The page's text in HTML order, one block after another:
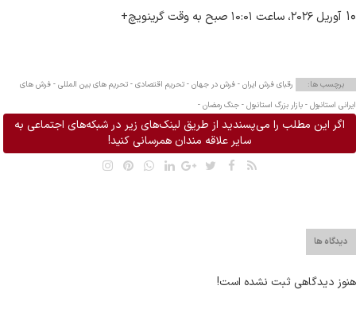
۱۰ آوریل۲۰۲۶، ساعت ۱۰:۰۱ صبح به وقت گرینویچ+
برچسب ها: رقبای فرش ایران - فرش در جهان - تحریم اقتصادی - تحریم‌ های بین المللی - فرش های
ایرانی استانبول - بازار بزرگ استانبول - جنگ رمضان -
اگر این مطلب را می‌پسندید از طریق لینک‌های زیر در شبکه‌های اجتماعی به
سایر علاقه مندان همرسانی کنید!
دیدگاه ها
هنوز دیدگاهی ثبت نشده است!